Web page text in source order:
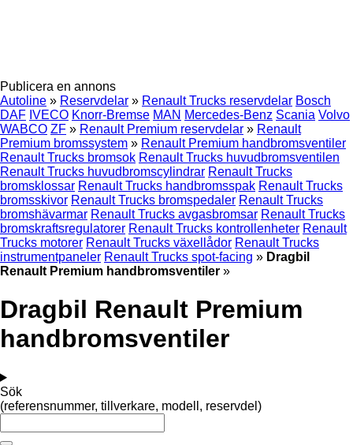
Publicera en annons
Autoline » Reservdelar » Renault Trucks reservdelar Bosch
DAF IVECO Knorr-Bremse MAN Mercedes-Benz Scania Volvo
WABCO ZF » Renault Premium reservdelar » Renault
Premium bromssystem » Renault Premium handbromsventiler
Renault Trucks bromsok Renault Trucks huvudbromsventilen
Renault Trucks huvudbromscylindrar Renault Trucks
bromsklossar Renault Trucks handbromsspak Renault Trucks
bromsskivor Renault Trucks bromspedaler Renault Trucks
bromshävarmar Renault Trucks avgasbromsar Renault Trucks
bromskraftsregulatorer Renault Trucks kontrollenheter Renault
Trucks motorer Renault Trucks växellådor Renault Trucks
instrumentpaneler Renault Trucks spot-facing » Dragbil
Renault Premium handbromsventiler »
Dragbil Renault Premium
handbromsventiler
Sök
(referensnummer, tillverkare, modell, reservdel)